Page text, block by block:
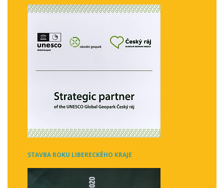
STAVBA ROKU LIBERECKÉHO KRAJE